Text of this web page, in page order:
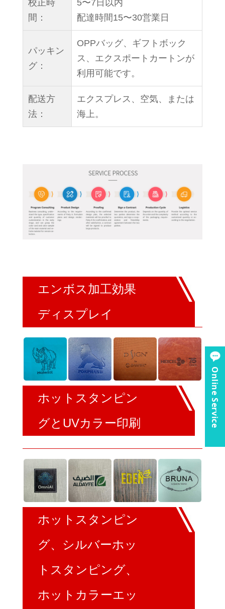
校正時
間：
5〜7日以内
配達時間15〜30営業日
パッキン
グ：
OPPバッグ、ギフトボック
ス、エクスポートカートンが
利用可能です。
配送方
法：
エクスプレス、空気、または
海上。
エンボス加工効果
ディスプレイ
ホットスタンピン
グとUVカラー印刷
ホットスタンピン
グ、シルバーホッ
トスタンピング、
ホットカラーエッ
Online Service